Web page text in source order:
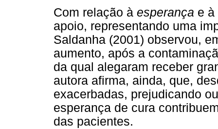
Com relação à esperança e à
apoio, representando uma
Saldanha (2001) observou,
aumento, após a
da qual alegaram receber
autora afirma, ainda, que,
exacerbadas, prejudicando
esperança de cura
das pacientes.